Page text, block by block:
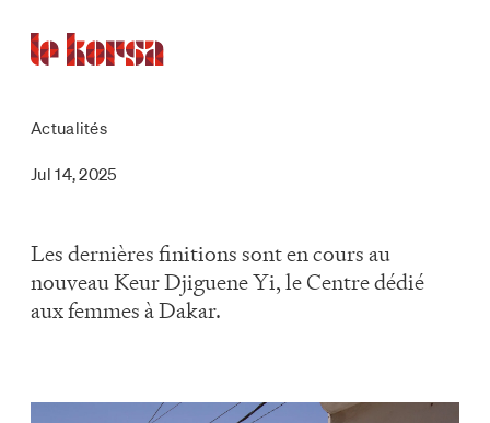
Actualités
Jul 14, 2025
Les dernières finitions sont en cours au
nouveau Keur Djiguene Yi, le Centre dédié
aux femmes à Dakar.